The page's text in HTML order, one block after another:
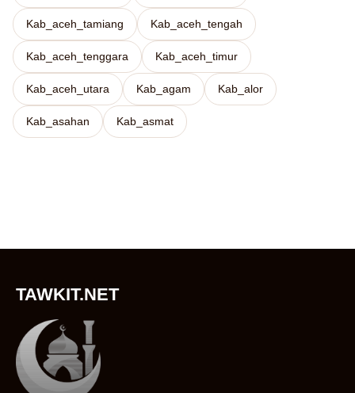
Kab_aceh_tamiang Kab_aceh_tengah
Kab_aceh_tenggara Kab_aceh_timur
Kab_aceh_utara Kab_agam Kab_alor
Kab_asahan Kab_asmat
TAWKIT.NET